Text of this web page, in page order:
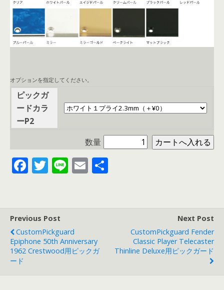
オプションを指定してください。
ピックガ
ードカラ
ーP2
数量
F
b
o
o
T
er
Li E
Previous Post
CustomPickguard
Epiphone 50th Anniversary
1962 Crestwood用ピックガ
ード
Next Post
CustomPickguard Fender
Classic Player Telecaster
Thinline Deluxe用ピックガード